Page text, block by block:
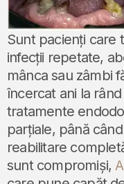
Sunt pacienți care
infecții repetate,
mânca sau zâmbi
încercat ani la
tratamente
parțiale, până
reabilitare
sunt compromiși,